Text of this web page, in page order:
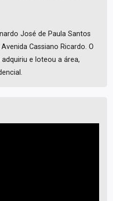
José de Paula Santos
Cassiano Ricardo. O
e loteou a área,